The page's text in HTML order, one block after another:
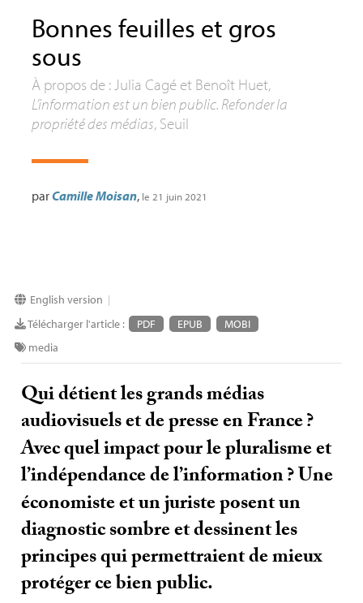
Bonnes feuilles et gros
sous
À propos de : Julia Cagé et Benoît Huet,
L’information est un bien public. Refonder la
propriété des médias, Seuil
parCamille Moisan, le 21 juin 2021
English version |
Télécharger l'article : PDF EPUB
MOBI
media
Qui détient les grands médias
audiovisuels et de presse en France?
Avec quel impact pour le pluralisme et
l’indépendance de l’information? Une
économiste et un juriste posent un
diagnostic sombre et dessinent les
principes qui permettraient de mieux
protéger ce bien public.